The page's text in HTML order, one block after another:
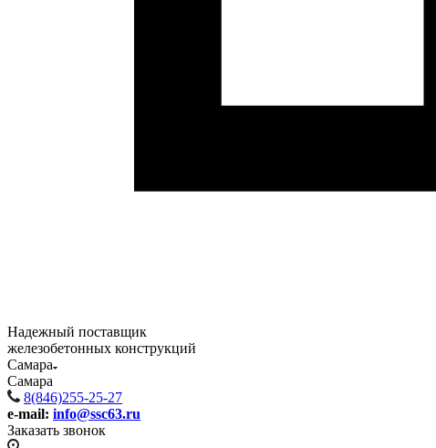
Надежный поставщик
железобетонных конструкций
Самара
Самара
8(846)255-25-27
e-mail: info@ssc63.ru
Заказать звонок